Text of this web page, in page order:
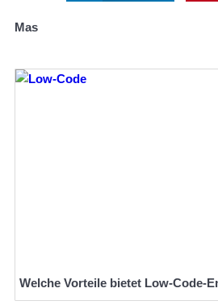
Mas
Welche Vorteile bietet Low-Code-